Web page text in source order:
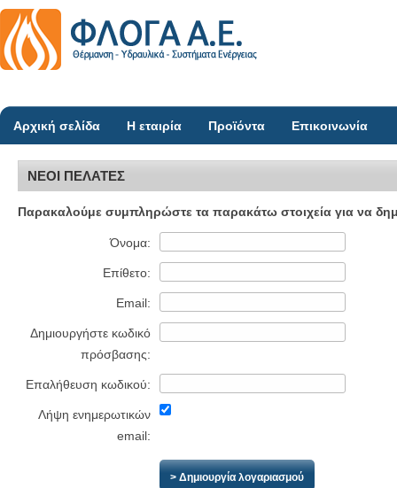
Αρχική σελίδα Η εταιρία Προϊόντα Επικοινωνία
ΝΕΟΙ ΠΕΛΑΤΕΣ
Παρακαλούμε συμπληρώστε τα παρακάτω στοιχεία για να
Όνομα:
Επίθετο:
Email:
Δημιουργήστε κωδικό
πρόσβασης:
Επαλήθευση κωδικού:
Λήψη ενημερωτικών
email: